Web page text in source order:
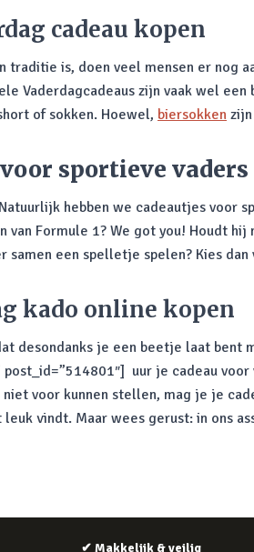
cadeau kopen
is, doen veel mensen er nog
Vaderdagcadeaus zijn vaak wel
of sokken. Hoewel, biersokken
sportieve vaders
hebben we cadeautjes voor
Formule 1? We got you! Houdt hij
een spelletje spelen? Kies
kado online kopen
desondanks je een beetje laat
uur je cadeau
voor kunnen stellen, mag je je
vindt. Maar wees gerust: in ons
✔ Makkelijk & veilig